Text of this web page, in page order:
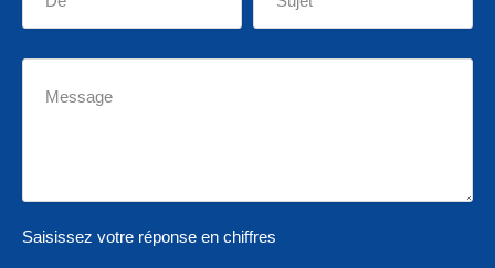
Saisissez votre réponse en chiffres